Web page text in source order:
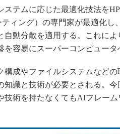
イノベーション
製造業ビッグデータ
メイドインジャパン
知財マネジメント
テムに応じた最適化技法を
ティング）の専門家が最適化し
動分散を適用する。これに
容易にスーパーコンピュータ
成やファイルシステムなどの
識と技術が必要とされる。今
術を持たなくてもAIフレー